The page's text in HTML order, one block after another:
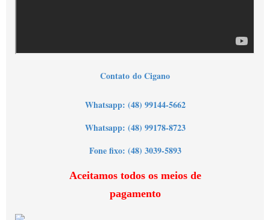
Contato do Cigano
Whatsapp: (48) 99144-5662
Whatsapp: (48) 99178-8723
Fone fixo: (48) 3039-5893
Aceitamos todos os meios de
pagamento